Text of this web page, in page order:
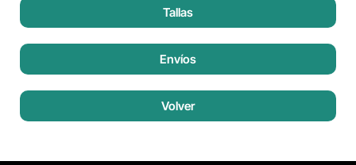
Tallas
Envíos
Volver